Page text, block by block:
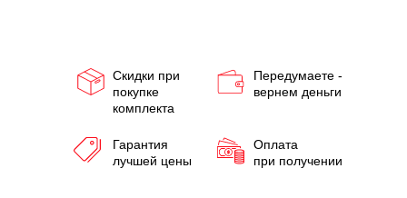
Скидки при
покупке
комплекта
Передумаете -
вернем деньги
Гарантия
лучшей цены
Оплата
при получении